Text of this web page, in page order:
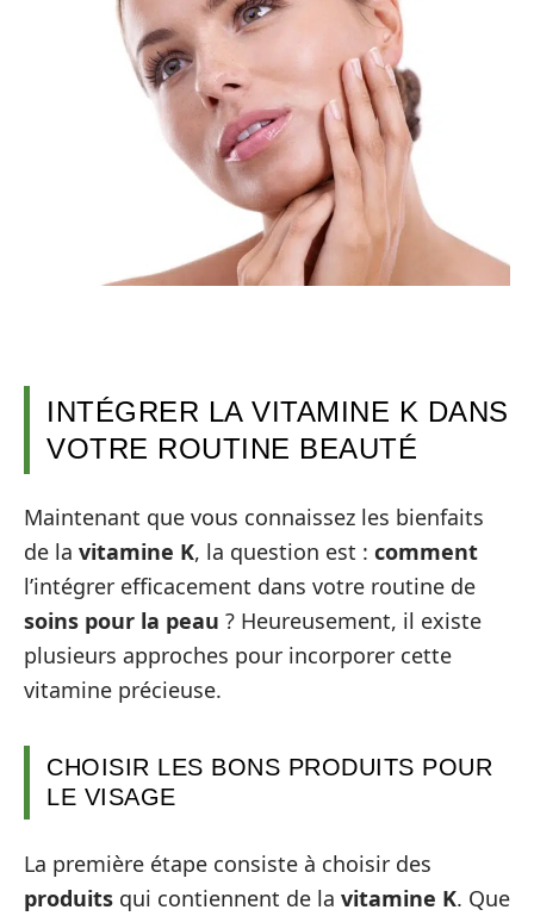
INTÉGRER LA VITAMINE K DANS
VOTRE ROUTINE BEAUTÉ
Maintenant que vous connaissez les bienfaits
de la vitamine K, la question est : comment
l’intégrer efficacement dans votre routine de
soins pour la peau ? Heureusement, il existe
plusieurs approches pour incorporer cette
vitamine précieuse.
CHOISIR LES BONS PRODUITS POUR
LE VISAGE
La première étape consiste à choisir des
produits qui contiennent de la vitamine K. Que